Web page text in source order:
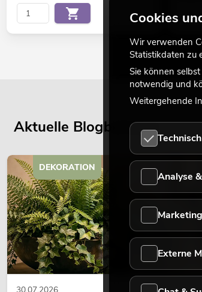
Aktuelle Blogbeiträge
DEKORATION
Cookies
Wir verwenden
Statistikdaten zu
Sie können
notwendig und
Weitergehende
Analyse
Marketing
Externe